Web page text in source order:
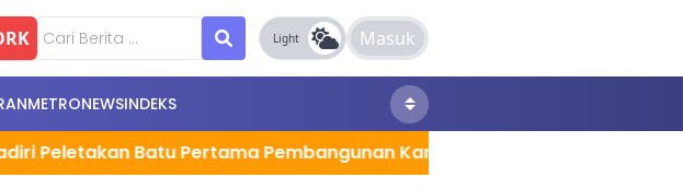
Light Masuk
METRONEWSINDEKS
Batu Pertama Pembangunan Kantor Sekretariat MPC Kota Jambi